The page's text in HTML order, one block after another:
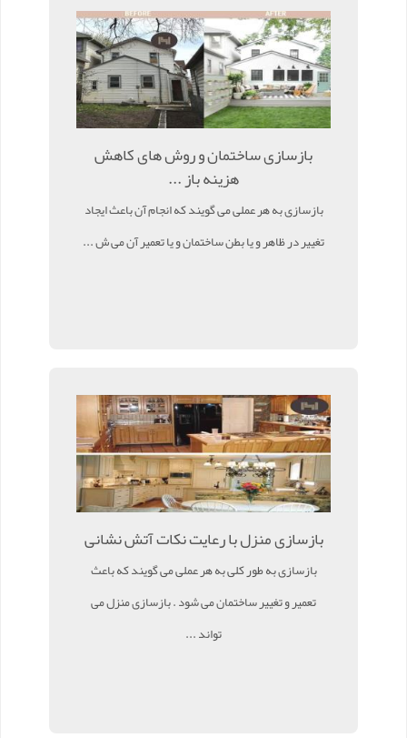
بازسازی ساختمان و روش های کاهش
هزینه باز ...
بازسازی به هر عملی می گویند که انجام آن باعث ایجاد
تغییر در ظاهر و یا بطن ساختمان و یا تعمیر آن می ش ...
بازسازی منزل با رعایت نکات آتش نشانی
بازسازی به طور کلی به هر عملی می گویند که باعث
تعمیر و تغییر ساختمان می شود . بازسازی منزل می
تواند ...